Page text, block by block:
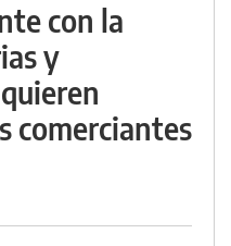
con la
y
comerciantes